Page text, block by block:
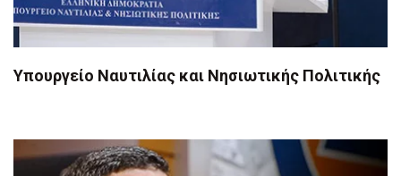
Υπουργείο Ναυτιλίας και Νησιωτικής Πολιτικής